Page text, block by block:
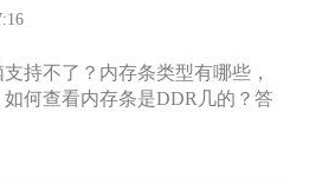
持不了？内存条类型有哪些，
何查看内存条是DDR几的？答